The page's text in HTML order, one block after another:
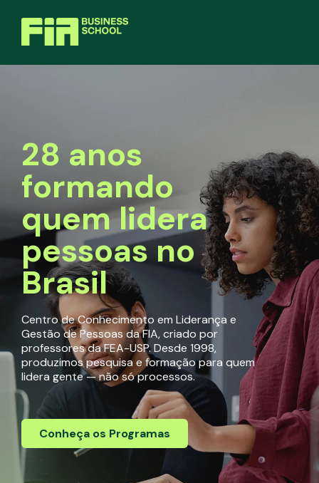
28 anos
formando
quem lidera
pessoas no
Brasil
Centro de Conhecimento em Liderança e
Gestão de Pessoas da FIA, criado por
professores da FEA-USP. Desde 1998,
produzimos pesquisa e formação para quem
lidera gente — não só processos.
Conheça os Programas